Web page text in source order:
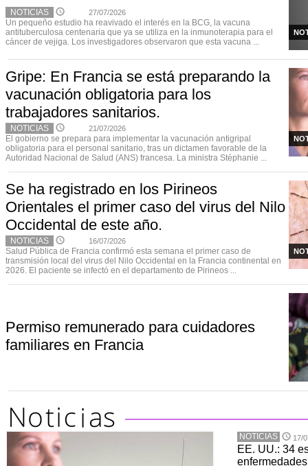
NOTICIAS 27/07/2026
Un pequeño estudio ha reavivado el interés en la BCG, la vacuna
antituberculosa centenaria que ya se utiliza en la inmunoterapia para el
cáncer de vejiga. Los investigadores observaron que esta vacuna ...
Gripe: En Francia se está preparando la
vacunación obligatoria para los
trabajadores sanitarios.
NOTICIAS 21/07/2026
El gobierno se prepara para implementar la vacunación antigripal
obligatoria para el personal sanitario, tras un dictamen favorable de la
Autoridad Nacional de Salud (ANS) francesa. La ministra Stéphanie ...
Se ha registrado en los Pirineos
Orientales el primer caso del virus del Nilo
Occidental de este año.
NOTICIAS 16/07/2026
Salud Pública de Francia confirmó esta semana el primer caso de
transmisión local del virus del Nilo Occidental en la Francia continental en
2026. El paciente se infectó en el departamento de Pirineos ...
Permiso remunerado para cuidadores
familiares en Francia
NOTICIAS 17/
EE. UU.: 34